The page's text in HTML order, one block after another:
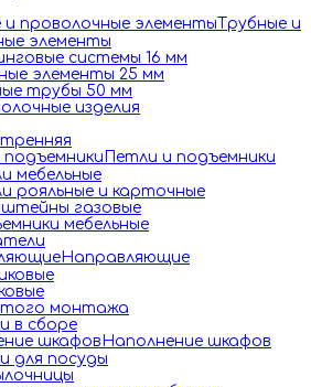
Трубные и
элементы
системы 16 мм
элементы 25 мм
трубы 50 мм
изделия
Петли и подъемники
мебельные
рояльные и карточные
газовые
мебельные
Направляющие
монтажа
в сборе
Наполнение шкафов
для посуды